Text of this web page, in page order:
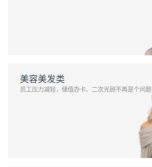
美容美发类
员工压力减轻，储值办卡、二次光顾不再是个问题